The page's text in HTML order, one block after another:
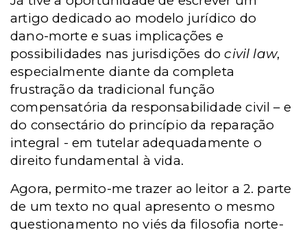
artigo dedicado ao modelo jurídico do
dano-morte e suas implicações e
possibilidades nas jurisdições docivil law,
especialmente diante da completa
frustração da tradicional função
compensatória da responsabilidade civil – e
do consectário do princípio da reparação
integral - em tutelar adequadamente o
direito fundamental à vida.
Agora, permito-me trazer ao leitor a 2. parte
de um texto no qual apresento o mesmo
questionamento no viés da filosofia norte-